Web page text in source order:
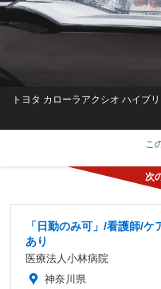
トヨタ カローラアクシオ ハイブ
こ
「日勤のみ可」/看護師/
あり
医療法人小林病院
神奈川県